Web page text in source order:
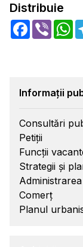
Distribuie
Facebook
Viber
Informații
Consultări
Petiții
Funcții
Strategii și
Comerț
Planul